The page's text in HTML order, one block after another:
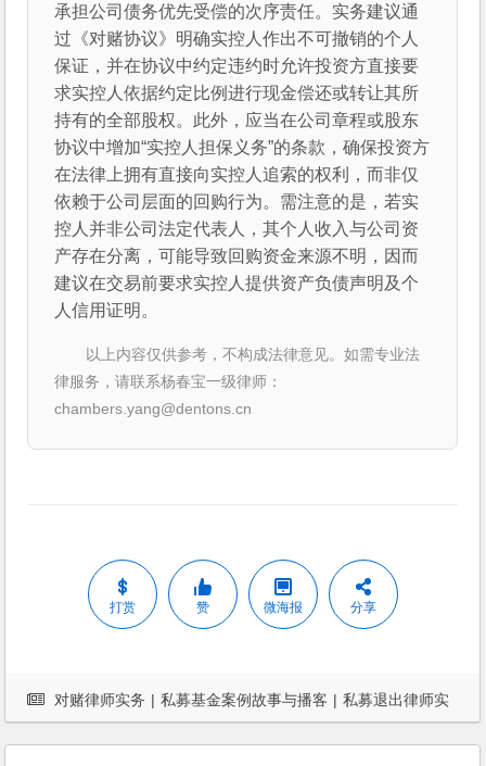
承担公司债务优先受偿的次序责任。实务建议通
过《对赌协议》明确实控人作出不可撤销的个人
保证，并在协议中约定违约时允许投资方直接要
求实控人依据约定比例进行现金偿还或转让其所
持有的全部股权。此外，应当在公司章程或股东
协议中增加“实控人担保义务”的条款，确保投资方
在法律上拥有直接向实控人追索的权利，而非仅
依赖于公司层面的回购行为。需注意的是，若实
控人并非公司法定代表人，其个人收入与公司资
产存在分离，可能导致回购资金来源不明，因而
建议在交易前要求实控人提供资产负债声明及个
人信用证明。
以上内容仅供参考，不构成法律意见。如需专业法
律服务，请联系杨春宝一级律师：
chambers.yang@dentons.cn
打赏 赞 微海报 分享
对赌律师实务 | 私募基金案例故事与播客 | 私募退出律师实